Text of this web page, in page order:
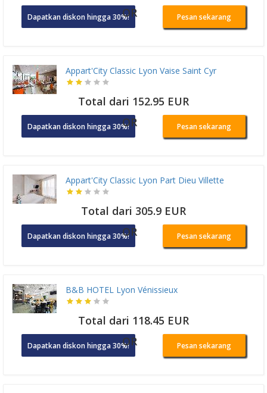
Dapatkan diskon hingga 30%!OR Pesan sekarang
Appart'City Classic Lyon Vaise Saint Cyr
Total dari 152.95 EUR
Dapatkan diskon hingga 30%!OR Pesan sekarang
Appart'City Classic Lyon Part Dieu Villette
Total dari 305.9 EUR
Dapatkan diskon hingga 30%!OR Pesan sekarang
B&B HOTEL Lyon Vénissieux
Total dari 118.45 EUR
Dapatkan diskon hingga 30%!OR Pesan sekarang